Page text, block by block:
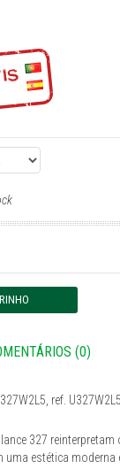
(0)
ref.
327
estética moderna